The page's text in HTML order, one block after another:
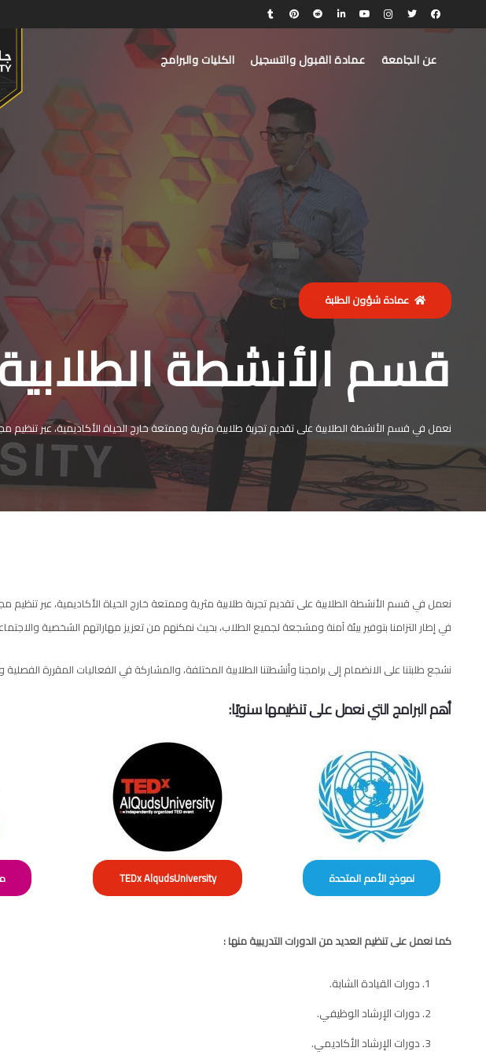
عن الجامعة عمادة القبول والتسجيل الكليات والبرامج
عمادة شؤون الطلبة
قسم الأنشطة
نعمل في قسم الأنشطة الطلابية على تقديم تجربة طلابية مثرية وممتعة خارج الحياة الأكاديمية، عبر تنظيم
نعمل في قسم الأنشطة الطلابية على تقديم تجربة طلابية مثرية وممتعة خارج الحياة الأكاديمية، عبر تنظيم
في إطار التزامنا بتوفير بيئة آمنة ومشجعة لجميع الطلاب، بحيث نمكنهم من تعزيز مهاراتهم الشخصية
نشجع طلبتنا على الانضمام إلى برامجنا وأنشطتنا الطلابية المختلفة، والمشاركة في الفعاليات المقررة
أهم البرامج التي نعمل على تنظيمها سنويًا:
نموذج الأمم المتحدة TEDx AlqudsUniversity
كما نعمل على تنظيم العديد من الدورات التدريبية منها :
دورات القيادة الشابة.
دورات الإرشاد الوظيفي.
دورات الإرشاد الأكاديمي.